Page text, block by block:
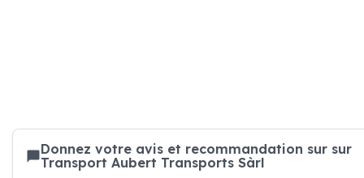
Donnez votre avis et recommandation sur sur
Transport Aubert Transports Sàrl